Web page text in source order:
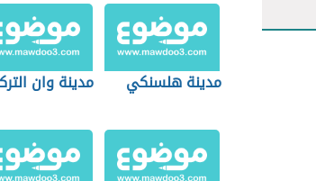
مدينة هلسنكي مدينة وان